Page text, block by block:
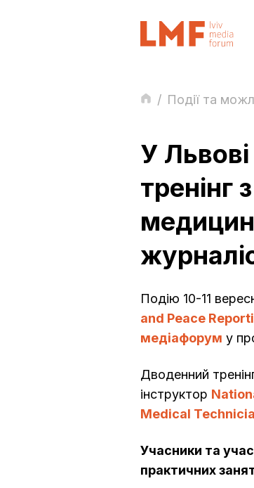
/ Події та
У
тренінг
Подію 10-11
and Peace
медіафорум у
Дводенний
інструктор
Medical
Учасники та
практичних